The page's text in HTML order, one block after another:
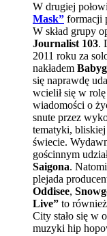
W drugiej
Mask” formacji
W skład grupy
Journalist 103.
2011 roku za
nakładem
się naprawdę
wcielił się w
wiadomości o
snute przez
tematyki, bliskiej
świecie.
gościnnym
Saigona.
plejada
Oddisee,
Live” to
City stało się w
muzyki hip